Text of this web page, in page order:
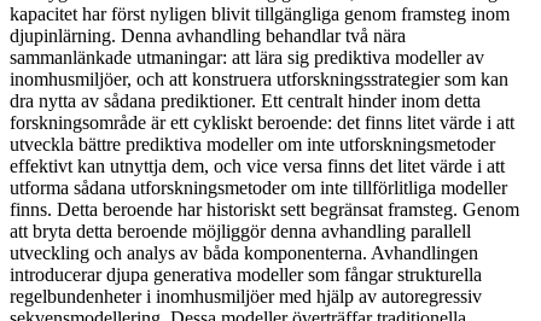
kapacitet har först nyligen blivit tillgängliga genom framsteg inom
djupinlärning. Denna avhandling behandlar två nära
sammanlänkade utmaningar: att lära sig prediktiva modeller av
inomhusmiljöer, och att konstruera utforskningsstrategier som kan
dra nytta av sådana prediktioner. Ett centralt hinder inom detta
forskningsområde är ett cykliskt beroende: det finns litet värde i att
utveckla bättre prediktiva modeller om inte utforskningsmetoder
effektivt kan utnyttja dem, och vice versa finns det litet värde i att
utforma sådana utforskningsmetoder om inte tillförlitliga modeller
finns. Detta beroende har historiskt sett begränsat framsteg. Genom
att bryta detta beroende möjliggör denna avhandling parallell
utveckling och analys av båda komponenterna. Avhandlingen
introducerar djupa generativa modeller som fångar strukturella
regelbundenheter i inomhusmiljöer med hjälp av autoregressiv